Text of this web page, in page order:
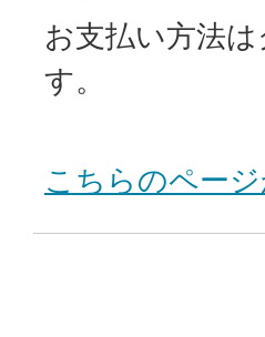
お支払い方法
す。
こちらのペー